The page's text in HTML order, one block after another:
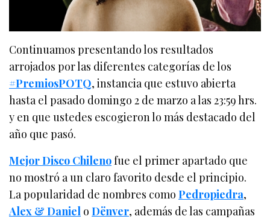
Continuamos presentando los resultados
arrojados por las diferentes categorías de los
#PremiosPOTQ, instancia que estuvo abierta
hasta el pasado domingo 2 de marzo a las 23:59 hrs.
y en que ustedes escogieron lo más destacado del
año que pasó.
Mejor Disco Chilenofue el primer apartado que
no mostró a un claro favorito desde el principio.
La popularidad de nombres comoPedropiedra,
Alex & Daniel oDënver, además de las campañas